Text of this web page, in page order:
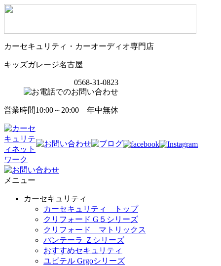
カーセキュリティ・カーオーディオ専門店
キッズガレージ名古屋
0568-31-0823
営業時間10:00～20:00 年中無休
メニュー
カーセキュリティ
カーセキュリティ トップ
クリフォード G５シリーズ
クリフォード マトリックス
パンテーラ Ｚシリーズ
おすすめセキュリティ
ユピテル Grgoシリーズ